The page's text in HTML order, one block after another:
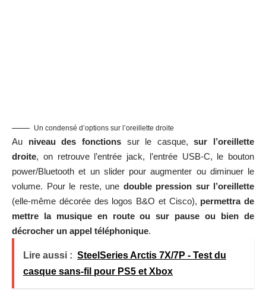
Un condensé d’options sur l’oreillette droite
Au niveau des fonctionssur le casque,sur l’oreillette
droite, on retrouve l’entrée jack, l’entrée USB-C, le bouton
power/Bluetooth et un slider pour augmenter ou diminuer le
volume. Pour le reste, une double pression sur l’oreillette
(elle-même décorée des logos B&O et Cisco), permettra de
mettre la musique en route ou sur pause ou bien de
décrocher un appel téléphonique.
Lire aussi : SteelSeries Arctis 7X/7P - Test du
casque sans-fil pour PS5 et Xbox